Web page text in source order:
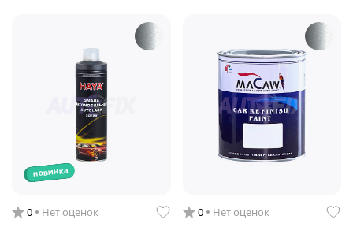
новинка
0 Нет оценок 0 Нет оценок